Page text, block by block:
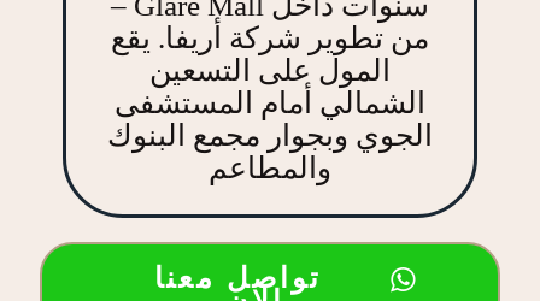
من تطوير شركة أريفا. يقع
المول على التسعين
الشمالي أمام المستشفى
الجوي وبجوار مجمع البنوك
والمطاعم
تواصل معنا